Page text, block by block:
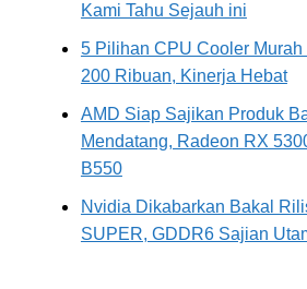
Kami Tahu Sejauh ini
5 Pilihan CPU Cooler
200 Ribuan, Kinerja Hebat
AMD Siap Sajikan Produk
Mendatang, Radeon RX
B550
Nvidia Dikabarkan Bakal
SUPER, GDDR6 Sajian